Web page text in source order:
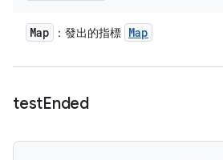
Map ：發出的指標 Map
testEnded